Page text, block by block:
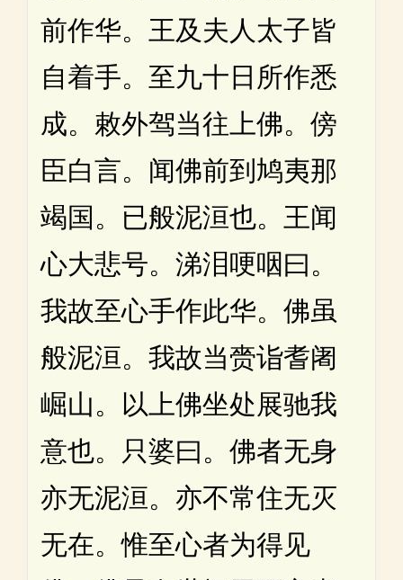
前作华。王及夫人太子皆
自着手。至九十日所作悉
成。敕外驾当往上佛。傍
臣白言。闻佛前到鸠夷那
竭国。已般泥洹也。王闻
心大悲号。涕泪哽咽曰。
我故至心手作此华。佛虽
般泥洹。我故当赍诣耆阇
崛山。以上佛坐处展驰我
意也。只婆曰。佛者无身
亦无泥洹。亦不常住无灭
无在。惟至心者为得见